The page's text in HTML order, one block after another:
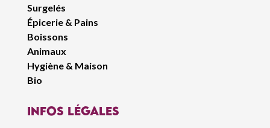
Surgelés
Épicerie & Pains
Boissons
Animaux
Hygiène & Maison
Bio
infos légales